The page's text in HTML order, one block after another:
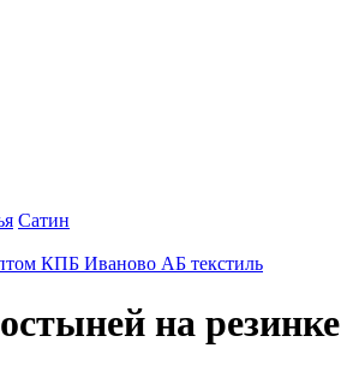
Сатин
на резинке